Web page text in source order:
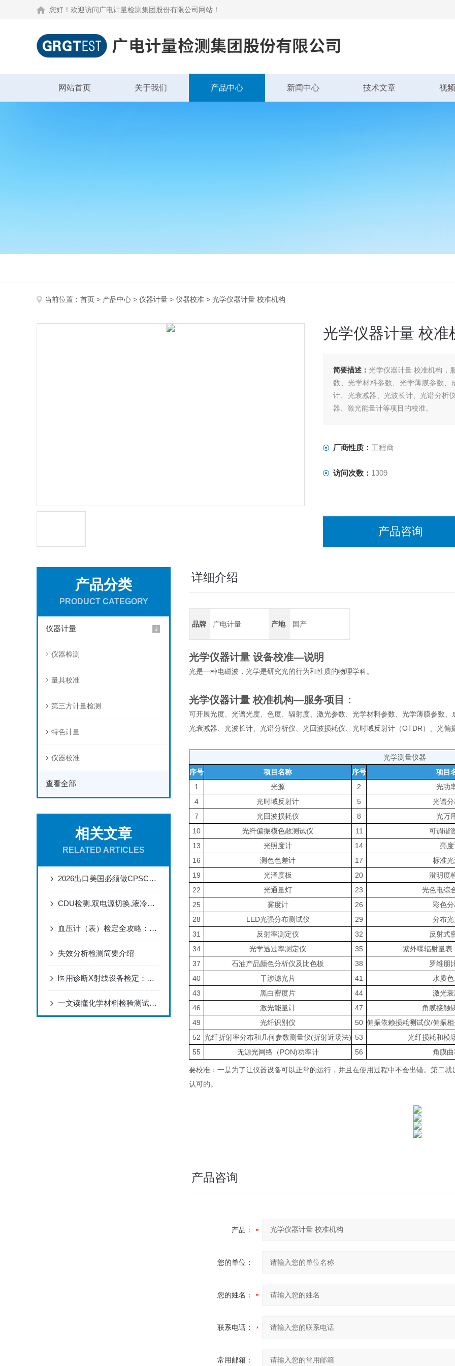
您好！欢迎访问广电计量检测集团股份有限公司网站！
网站首页 关于我们 产品中心 新闻中心 技术文章 视
当前位置： 首页 > 产品中心 > 仪器计量 > 仪器校准 > 光学仪器计量 校准机构
光学仪器计量 校准
简要描述：光学仪器计量 校准机构，
数、光学材料参数、光学薄膜参数
计、光衰减器、光波长计、光谱分析
器、激光能量计等项目的校准。
厂商性质： 工程商
访问次数： 1309
产品咨询
产品分类
PRODUCT CATEGORY
仪器计量
仪器检测
量具校准
第三方计量检测
特色计量
仪器校准
查看全部
相关文章
RELATED ARTICLES
2026出口美国必须做CPSC电子申报吗？
CDU检测,双电源切换,液冷分配单元冗余备份
血压计（表）检定全攻略：预防高血压风险从准确测量入手
失效分析检测简要介绍
医用诊断X射线设备检定：提高医疗精度的关键环节
一文读懂化学材料检验测试：从概念到实际应用
详细介绍
品牌 广电计量 产地 国产
光学仪器计量 设备校准—说明
光是一种电磁波，光学是研究光的行为和性质的物理学科。
光学仪器计量 校准机构—服务项目：
可开展光度、光谱光度、色度、辐射度、激光参数、光学材料参数、光学薄膜参数
光衰减器、光波长计、光谱分析仪、光回波损耗仪、光时域反射计（OTDR）、光
光学测量仪器
序号
项目名称 序号
项目
1
光源 2
光功
4
光时域反射计 5
光谱
7
光回波损耗仪 8
光万
10
光纤偏振模色散测试仪 11
可调谐
13
光照度计 14
亮
16
测色色差计 17
标准
19
光泽度板 20
澄明度
22
光通量灯 23
光色电综
25
雾度计 26
彩色
28
LED光强分布测试仪 29
分布
31
反射率测定仪 32
反射式
34
光学透过率测定仪 35
紫外曝辐射量表
37
石油产品颜色分析仪及比色板 38
罗维朋
40
干涉滤光片 41
水质
43
黑白密度片 44
激光
46
激光能量计 47
角膜接触
49
光纤识别仪 50 偏振依赖损耗测试仪/偏振
52 光纤折射率分布和几何参数测量仪(折射近场法) 53
光纤损耗和模
55
无源光网络（PON)功率计 56 角膜
要校准：一是为了让仪器设备可以正常的运行，并且在使用过程中不会出错。第二
认可的。
产品咨询
产品：
您的单位：
您的姓名：
联系电话：
常用邮箱：